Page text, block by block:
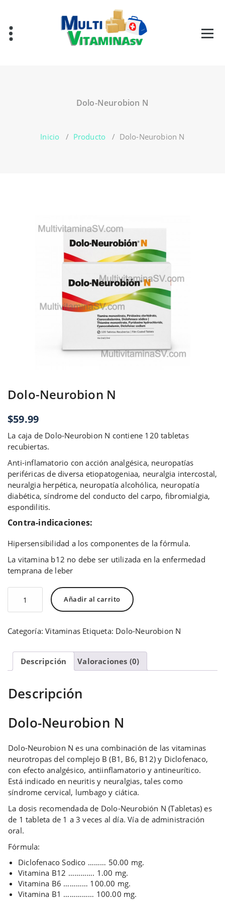
contenido
Dolo-Neurobion N
Inicio / Producto / Dolo-Neurobion N
Dolo-Neurobion N
$59.99
La caja de Dolo-Neurobion N contiene 120 tabletas
recubiertas.
Anti-inflamatorio con acción analgésica, neuropatías
periféricas de diversa etiopatogeniaa, neuralgia intercostal,
neuralgia herpética, neuropatía alcohólica, neuropatía
diabética, síndrome del conducto del carpo, fibromialgia,
espondilitis.
Contra-indicaciones:
Hipersensibilidad a los componentes de la fórmula.
La vitamina b12 no debe ser utilizada en la enfermedad
temprana de leber
Neurobion
N
Añadir al carrito
Categoría:Vitaminas Etiqueta: Dolo-Neurobion N
Descripción Valoraciones (0)
Descripción
Dolo-Neurobion N
Dolo-Neurobion N es una combinación de las vitaminas
neurotropas del complejo B (B1, B6, B12) y Diclofenaco,
con efecto analgésico, antiinflamatorio y antineurítico.
Está indicado en neuritis y neuralgias, tales como
síndrome cervical, lumbago y ciática.
La dosis recomendada de Dolo-Neurobión N (Tabletas) es
de 1 tableta de 1 a 3 veces al día. Vía de administración
oral.
Fórmula:
Diclofenaco Sodico ……… 50.00 mg.
Vitamina B12 …………. 1.00 mg.
Vitamina B6 ………… 100.00 mg.
Vitamina B1 …………… 100.00 mg.